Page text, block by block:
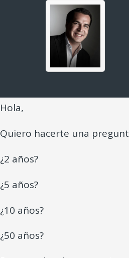
Hola,
Quiero hacerte una
¿2 años?
¿5 años?
¿10 años?
¿50 años?